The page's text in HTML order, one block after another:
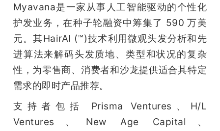
Myavana是一家从事人工智能驱动的个性化
护发业务，在种子轮融资中筹集了 590 万美
元。其HairAI (™)技术利用微观头发分析和先
进算法来解码头发质地、类型和状况的复杂
性，为零售商、消费者和沙龙提供适合其特定
需求的即时产品推荐。
支持者包括 Prisma Ventures、H/L
Ventures、New Age Capital、